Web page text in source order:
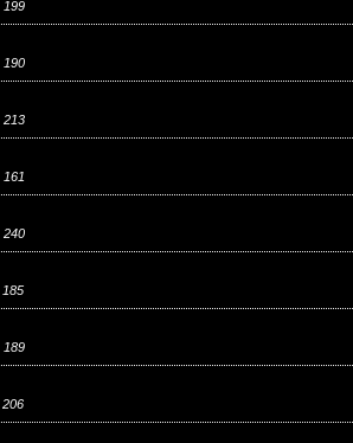
199
190
213
161
240
185
189
206